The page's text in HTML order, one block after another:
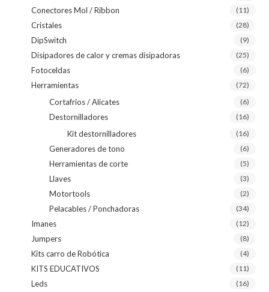
Conectores Mol / Ribbon
(11)
Cristales (28)
DipSwitch (9)
Disipadores de calor y cremas disipadoras (25)
Fotoceldas (6)
Herramientas (72)
Cortafríos / Alicates (6)
Destornilladores (16)
Kit destornilladores (16)
Generadores de tono (6)
Herramientas de corte (5)
Llaves (3)
Motortools (2)
Pelacables / Ponchadoras (34)
Imanes (12)
Jumpers (8)
Kits carro de Robótica (4)
KITS EDUCATIVOS (11)
Leds (16)